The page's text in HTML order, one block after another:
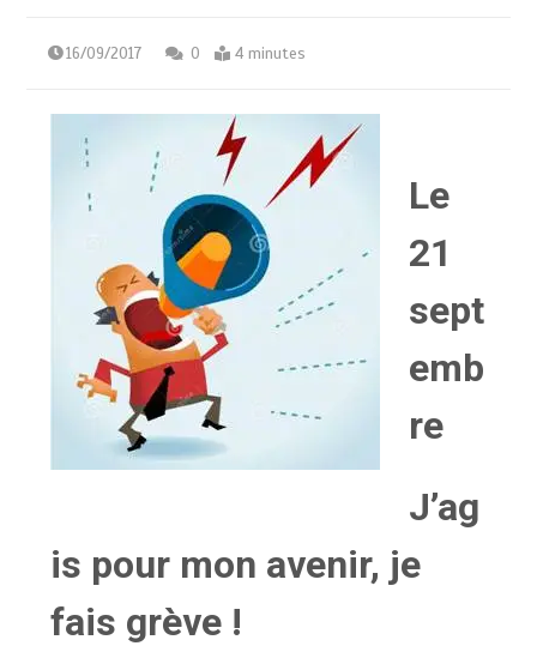
16/09/2017 0 4 minutes
Le
21
sept
emb
re
J’ag
is pour mon avenir, je
fais grève !